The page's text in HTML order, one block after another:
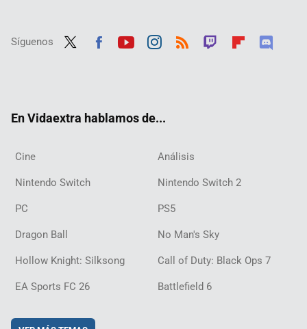
Síguenos
En Vidaextra hablamos de...
Cine Análisis
Nintendo Switch Nintendo Switch 2
PC PS5
Dragon Ball No Man's Sky
Hollow Knight: Silksong Call of Duty: Black Ops 7
EA Sports FC 26 Battlefield 6